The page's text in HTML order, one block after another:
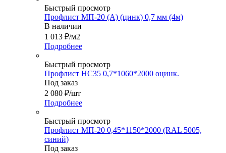
Быстрый просмотр
Профлист МП-20 (A) (цинк) 0,7 мм (4м)
В наличии
1 013 ₽/м2
Подробнее
Быстрый просмотр
Профлист НС35 0,7*1060*2000 оцинк.
Под заказ
2 080 ₽/шт
Подробнее
Быстрый просмотр
Профлист МП-20 0,45*1150*2000 (RAL 5005,
синий)
Под заказ